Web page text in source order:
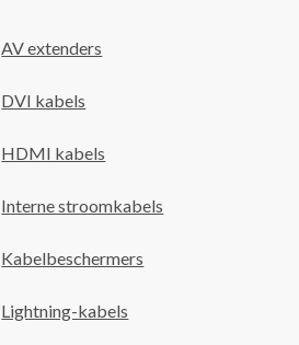
AV extenders
DVI kabels
HDMI kabels
Interne stroomkabels
Kabelbeschermers
Lightning-kabels